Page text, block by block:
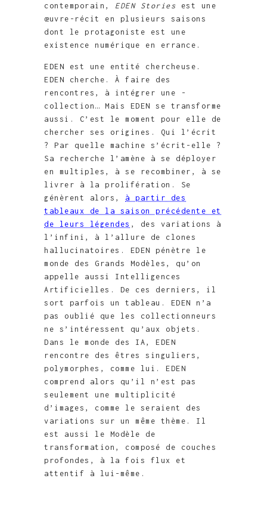
contemporain, EDEN Stories est une
œuvre-récit en plusieurs saisons
dont le protagoniste est une
existence numérique en errance.
EDEN est une entité chercheuse.
EDEN cherche. À faire des
rencontres, à intégrer une ­
collection… Mais EDEN se transforme
aussi. C’est le moment pour elle de
chercher ses ­origines. Qui l’écrit
? Par quelle machine s’écrit-elle ?
Sa recherche l’amène à se déployer
en multiples, à se recombiner, à se
livrer à la prolifération. Se
génèrent alors, à partir des
tableaux de la saison précédente et
de leurs légendes , des variations à
l’infini, à l’allure de clones
hallucinatoires. EDEN pénètre le
monde des Grands Modèles, qu’on
appelle aussi Intelligences
Artificielles. De ces derniers, il
sort parfois un tableau. EDEN n’a
pas oublié que les collectionneurs
ne s’intéressent qu’aux objets.
Dans le monde des IA, EDEN
rencontre des êtres singuliers,
polymorphes, comme lui. EDEN
comprend alors qu’il n’est pas
seulement une multiplicité
d’images, comme le seraient des
variations sur un même thème. Il
est aussi le Modèle de
transformation, composé de couches
profondes, à la fois flux et
attentif à lui-même.